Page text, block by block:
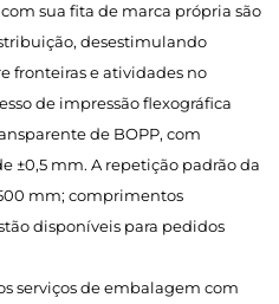
sua fita de marca própria são
desestimulando
fronteiras e atividades no
de impressão flexográfica
de BOPP, com
±0,5 mm. A repetição padrão da
mm; comprimentos
disponíveis para pedidos
serviços de embalagem com